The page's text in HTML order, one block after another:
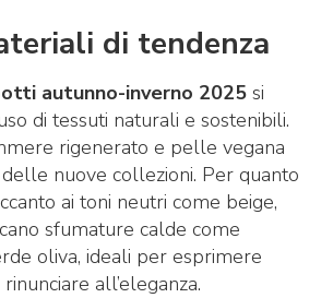
di tendenza
autunno-inverno 2025 si
di tessuti naturali e sostenibili.
rigenerato e pelle vegana
nuove collezioni. Per quanto
ai toni neutri come beige,
sfumature calde come
oliva, ideali per esprimere
all’eleganza.